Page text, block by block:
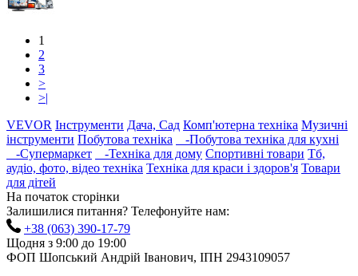
1
2
3
>
>|
VEVOR Інструменти Дача, Сад Комп'ютерна техніка Музичні
інструменти Побутова техніка
-Побутова техніка для кухні
-Супермаркет
-Техніка для дому Спортивні товари Тб,
аудіо, фото, відео техніка Техніка для краси і здоров'я Товари
для дітей
На початок сторінки
Залишилися питання? Телефонуйте нам:
+38 (063) 390-17-79
Щодня з 9:00 до 19:00
ФОП Шопський Андрій Іванович, ІПН 2943109057